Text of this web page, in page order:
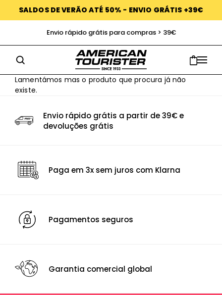
SALDOS DE VERÃO ATÉ 50% - ENVIO GRÁTIS +39€
Envio rápido grátis para compras > 39€
Lamentámos mas o produto que procura já não
existe.
Envio rápido grátis a partir de 39€ e
devoluções grátis
Paga em 3x sem juros com Klarna
Pagamentos seguros
Garantia comercial global